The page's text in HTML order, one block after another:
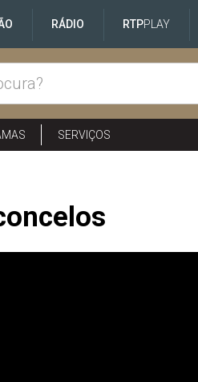
RÁDIO RTPPLAY
SERVIÇOS